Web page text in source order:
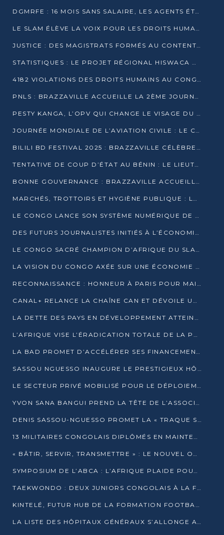
DGMRFE : 16 MOIS SANS SALAIRE, LES AGENTS ÉTOUFFENT DANS LE SILENCE
LE SLAM ÉLÈVE LA VOIX POUR LES DROITS HUMAINS À BRAZZAVILLE
JUSTICE : DES MAGISTRATS FORMÉS AU CONTENTIEUX DE LA PROPRIÉTÉ INTELLECTUELLE
STATISTIQUES : LE PROJET RÉGIONAL HISWACA OFFICIELLEMENT LANCÉ AU CONGO
4182 VIOLATIONS DES DROITS HUMAINS AU CONGO EN 2025 SELON LE CAD
PNLS : BRAZZAVILLE ACCUEILLE LA 2ÈME JOURNÉE SCIENTIFIQUE SUR LE VIH/SIDA
PESTY KANGA, L’OPV QUI CHANGE LE VISAGE DU REPORTAGE AU CONGO
JOURNÉE MONDIALE DE L’AVIATION CIVILE : LE CONGO MISE SUR L’INNOVATION ET LA SÉCURITÉ
BILILI BD FESTIVAL 2025 : BRAZZAVILLE CÉLÈBRE DIX ANS DE CRÉATION GRAPHIQUE AFRICAINE
TENTATIVE DE COUP D’ÉTAT AU BÉNIN : LE LIEUTENANT-COLONEL TIGRI S’AUTOPROCLAME CHEF D’UN COMITÉ MILITAIRE
BONNE GOUVERNANCE : BRAZZAVILLE ACCUEILLE LES PREMIÈRES JOURNÉES CONGOLAISES DE L’ÉVALUATION
MARCHÉS, TROTTOIRS ET HYGIÈNE PUBLIQUE : LE GOUVERNEMENT DURCIT LE TON
LE CONGO LANCE SON SYSTÈME NUMÉRIQUE DE VÉRIFICATION DU BOIS
DES FUTURS JOURNALISTES INITIÉS À L’ÉCONOMIE BLEUE DURABLE
LE CONGO SACRÉ CHAMPION D’AFRIQUE DU SLAM 2025
LA VISION DU CONGO AXÉE SUR UNE ÉCONOMIE BAS CARBONE AU RENDEZ-VOUS DE MONACO 2025
RECONNAISSANCE : HONNEUR À PARIS POUR MAIXENT RAOUL OMINGA
CANAL+ RELANCE LA CHAÎNE CAN ET DÉVOILE UNE OFFRE EXCEPTIONNELLE POUR DÉCEMBRE
LA DETTE DES PAYS EN DÉVELOPPEMENT ATTEINT UN SOMMET HISTORIQUE ENTRE 2022 ET 2024
L’AFRIQUE VISE L’ÉRADICATION TOTALE DE LA POLIOMYÉLITE D’ICI 2026
LA BAD PROMET D’ACCÉLÉRER SES FINANCEMENTS AVEC LE MINISTÈRE DE L’ASSAINISSEMENT
SASSOU NGUESSO INAUGURE LE PRESTIGIEUX HÔTEL KEMPINSKI BRAZZAVILLE
LE SECTEUR PRIVÉ MOBILISÉ POUR LE DÉPLOIEMENT DE 19 MINI-CENTRALES SOLAIRES
YVON SANA BANGUI PREND LA TÊTE DE L’ASSOCIATION DES BANQUES CENTRALES AFRICAINES
DENIS SASSOU-NGUESSO PROMET LA « TRAQUE SANS RELÂCHE » DU GRAND BANDITISME
13 MILITAIRES CONGOLAIS DIPLÔMÉS EN MAINTENANCE INDUSTRIELLE APRÈS TROIS ANS DE FORMATION À L’UNIVERSITÉ MARIEN-NGOUABI
« BÂTIR, SERVIR, TRANSMETTRE » : LE NOUVEL OUVRAGE QUI INTERPELLE LES COLLECTIVITÉS
SYMPOSIUM DE L’ABCA : L’AFRIQUE PLAIDE POUR UN FINANCEMENT CLIMATIQUE ÉQUITABLE
TAEKWONDO : DEUX JUNIORS CONGOLAIS À LA FINALE D’OPEN SYRIES 2025 À ABIDJAN
KINTELÉ, FUTUR HUB DE LA FORMATION FOOTBALLISTIQUE AFRICAINE ?
LA LISTE DES HÔPITAUX GÉNÉRAUX S’ALLONGE AU CONGO